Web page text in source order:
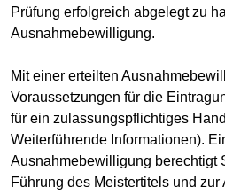
Prüfung erfolgreich abgelegt zu
Ausnahmebewilligung.
Mit einer erteilten
Voraussetzungen für die
für ein zulassungspflichtiges
Weiterführende Informationen).
Ausnahmebewilligung berechtigt
Führung des Meistertitels und